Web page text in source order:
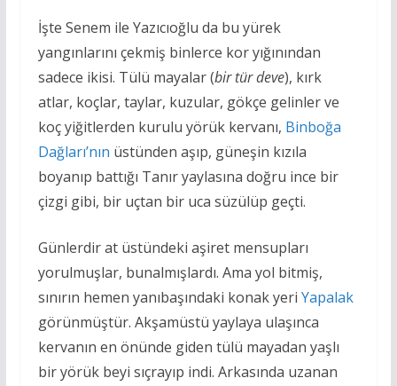
İşte Senem ile Yazıcıoğlu da bu yürek
yangınlarını çekmiş binlerce kor yığınından
sadece ikisi. Tülü mayalar (bir tür deve), kırk
atlar, koçlar, taylar, kuzular, gökçe gelinler ve
koç yiğitlerden kurulu yörük kervanı, Binboğa
Dağları’nın üstünden aşıp, güneşin kızıla
boyanıp battığı Tanır yaylasına doğru ince bir
çizgi gibi, bir uçtan bir uca süzülüp geçti.
Günlerdir at üstündeki aşiret mensupları
yorulmuşlar, bunalmışlardı. Ama yol bitmiş,
sınırın hemen yanıbaşındaki konak yeri Yapalak
görünmüştür. Akşamüstü yaylaya ulaşınca
kervanın en önünde giden tülü mayadan yaşlı
bir yörük beyi sıçrayıp indi. Arkasında uzanan